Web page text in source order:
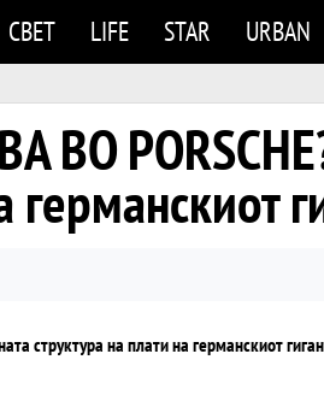
СВЕТ LIFE STAR URBAN
германскиот